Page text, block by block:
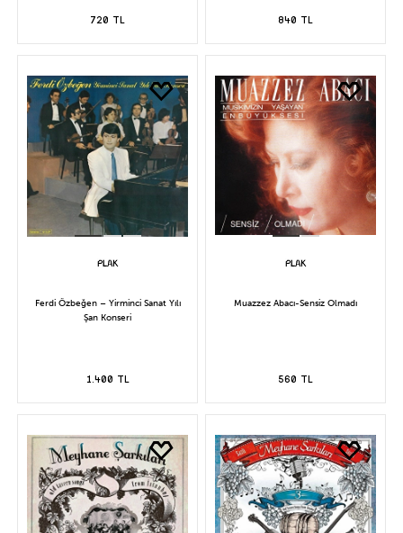
720 TL 840 TL
Ferdi Özbeğen – Yirminci Sanat Yılı
Şan Konseri
1.400 TL
Muazzez Abacı-Sensiz Olmadı
560 TL